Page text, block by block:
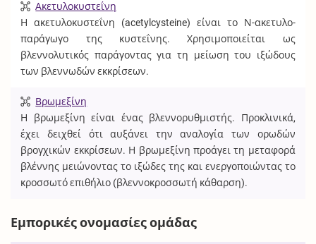
Ακετυλοκυστεΐνη
Η ακετυλοκυστεΐνη (acetylcysteine) είναι το Ν-ακετυλο-
παράγωγο της κυστεΐνης. Χρησιμοποιείται ως
βλεννολυτικός παράγοντας για τη μείωση του ιξώδους
των βλεννωδών εκκρίσεων.
Βρωμεξίνη
Η βρωμεξίνη είναι ένας βλεννορυθμιστής. Προκλινικά,
έχει δειχθεί ότι αυξάνει την αναλογία των ορωδών
βρογχικών εκκρίσεων. Η βρωμεξίνη προάγει τη μεταφορά
βλέννης μειώνοντας το ιξώδες της και ενεργοποιώντας το
κροσσωτό επιθήλιο (βλεννοκροσσωτή κάθαρση).
Εμπορικές ονομασίες ομάδας